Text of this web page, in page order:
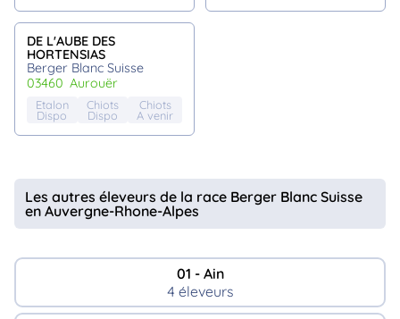
DE L'AUBE DES
HORTENSIAS
Berger Blanc Suisse
03460
aurouër
Etalon
Dispo
Chiots
Dispo
Chiots
A venir
Les autres éleveurs de la race Berger Blanc Suisse
en Auvergne-Rhone-Alpes
01 - Ain
4 éleveurs